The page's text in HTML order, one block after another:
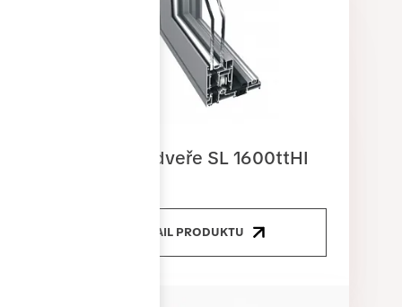
Posuvné dveře SL 1600ttHI
DETAIL PRODUKTU